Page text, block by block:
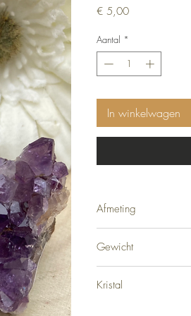
€ 5,00Prijs
Aantal *
In winkelwagen
Afmeting
Gewicht
Kristal